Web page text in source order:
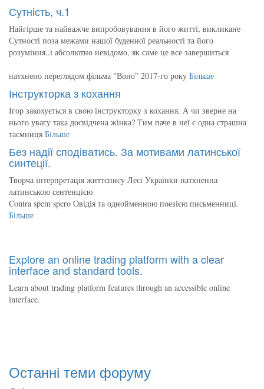
Сутність, ч.1
Найгірше та найважче випробовування в його житті, викликане
Сутності поза межами нашої буденної реальності та його
розуміння..і абсолютно невідомо, як саме це все завершиться
натхнено переглядом фільма "Воно" 2017-го року Більше
Інструкторка з кохання
Ігор закохується в свою інструкторку з кохання. А чи зверне на
нього увагу така досвідчена жінка? Тим паче в неї є одна страшна
таємниця Більше
Без надії сподіватись. За мотивами латинської
синтеції.
Творча інтерпретація життєпису Лесі Українки натхненна
латинською сентенцією
Contra spem spero Овідія та однойменною поезією письменниці.
Більше
Explore an online trading platform with a clear
interface and standard tools.
Learn about trading platform features through an accessible online
interface.
Останні теми форуму